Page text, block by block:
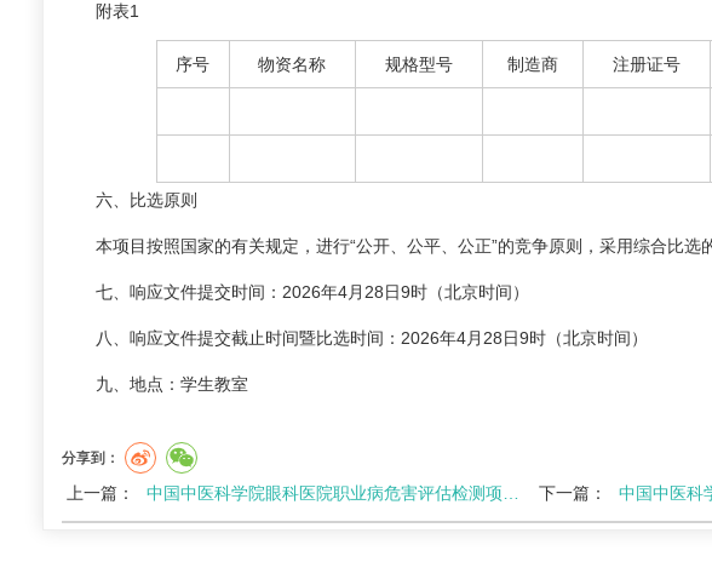
附表1
序号 物资名称 规格型号 制造商 注册证号
六、比选原则
本项目按照国家的有关规定，进行“公开、公平、公正”的竞争原则，采用综合比选
七、响应文件提交时间：2026年4月28日9时（北京时间）
八、响应文件提交截止时间暨比选时间：2026年4月28日9时（北京时间）
九、地点：学生教室
分享到：
上一篇： 中国中医科学院眼科医院职业病危害评估检测项目比选公告 下一篇： 中国中医科学院